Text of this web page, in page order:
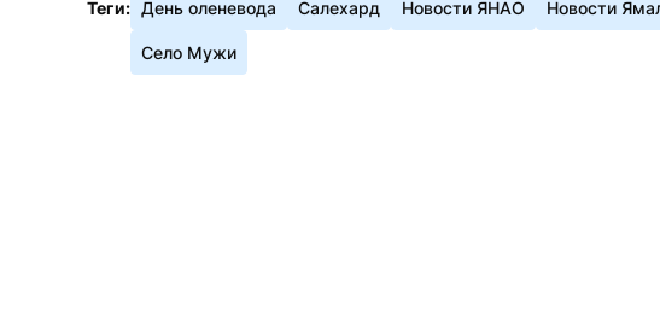
Теги: День оленевода Салехард Новости ЯНАО Новости
Село Мужи